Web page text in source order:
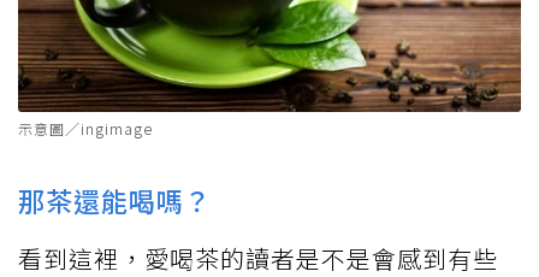
示意圖／ingimage
那茶還能喝嗎？
看到這裡，愛喝茶的讀者是不是會感到有些